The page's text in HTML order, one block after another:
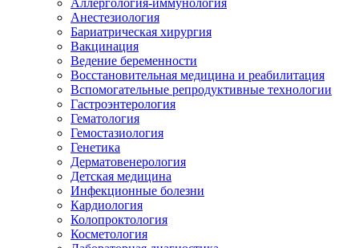
Анестезиология
Бариатрическая хирургия
Вакцинация
Ведение беременности
Восстановительная медицина и реабилитация
Вспомогательные репродуктивные технологии
Гастроэнтерология
Гематология
Гемостазиология
Генетика
Дерматовенерология
Детская медицина
Инфекционные болезни
Кардиология
Колопроктология
Косметология